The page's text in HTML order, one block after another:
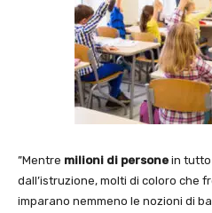
”Mentre milioni di persone in tutto
dall’istruzione, molti di coloro che
imparano nemmeno le nozioni di